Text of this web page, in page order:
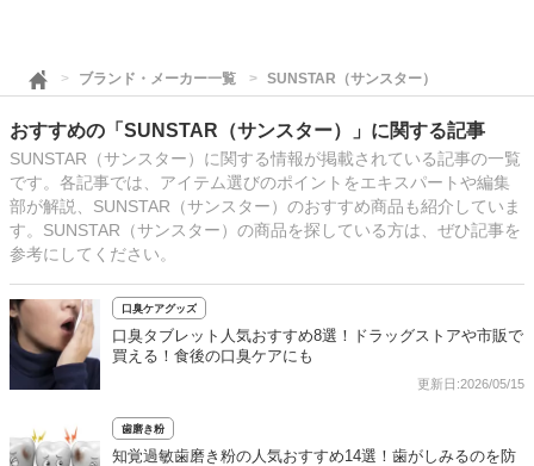
ブランド・メーカー一覧 SUNSTAR（サンスター）
おすすめの「SUNSTAR（サンスター）」に関する記事
SUNSTAR（サンスター）に関する情報が掲載されている記事の一覧
です。各記事では、アイテム選びのポイントをエキスパートや編集
部が解説、SUNSTAR（サンスター）のおすすめ商品も紹介していま
す。SUNSTAR（サンスター）の商品を探している方は、ぜひ記事を
参考にしてください。
口臭ケアグッズ
口臭タブレット人気おすすめ8選！ドラッグストアや市販で
買える！食後の口臭ケアにも
更新日:2026/05/15
歯磨き粉
知覚過敏歯磨き粉の人気おすすめ14選！歯がしみるのを防